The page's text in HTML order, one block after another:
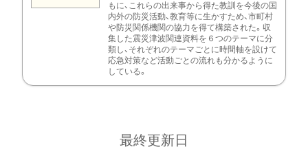
もに、これらの出来事から得た教訓を今後の国
内外の防災活動、教育等に生かすため、市町村
や防災関係機関の協力を得て構築された。収
集した震災津波関連資料を６つのテーマに分
類し、それぞれのテーマごとに時間軸を設けて
応急対策など活動ごとの流れも分かるように
している。
最終更新日